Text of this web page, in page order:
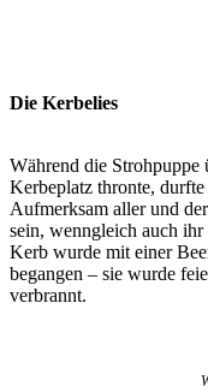
Die Kerbelies
Während die Strohpuppe
Kerbeplatz thronte,
Aufmerksam aller und
sein, wenngleich auch
Kerb wurde mit einer
begangen – sie wurde
verbrannt.
Wehmut kommt